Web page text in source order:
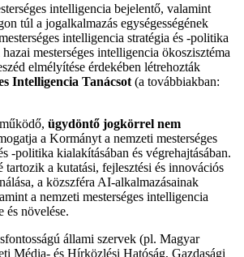
intelligencia bejelentő, valamint
túl a jogalkalmazás egységességének
intelligencia stratégia és -politika
mesterséges intelligencia ökoszisztéma
elmélyítése érdekében létrehozták
Intelligencia Tanácsot (a továbbiakban:
ügydöntő jogkörrel nem
a Kormányt a nemzeti mesterséges
-politika kialakításában és végrehajtásában.
tartozik a kutatási, fejlesztési és innovációs
a közszféra AI-alkalmazásainak
a nemzeti mesterséges intelligencia
és növelése.
állami szervek (pl. Magyar
Média- és Hírközlési Hatóság, Gazdasági